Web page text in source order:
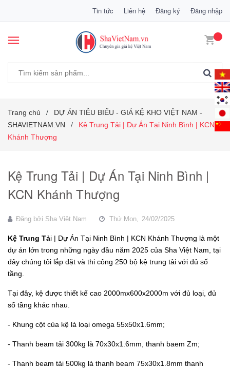
Tin tức Liên hệ Đăng ký Đăng nhập
Trang chủ /
DỰ ÁN TIÊU BIỂU - GIÁ KỆ KHO VIỆT NAM -
SHAVIETNAM.VN
/
Kệ Trung Tải | Dự Án Tại Ninh Bình | KCN
Khánh Thượng
Kệ Trung Tải | Dự Án Tại Ninh Bình |
KCN Khánh Thượng
Đăng bởi Sha Việt Nam Thứ Mon, 24/02/2025
Kệ Trung Tải | Dự Án Tại Ninh Bình | KCN Khánh Thượng là một
dự án lớn trong những ngày đầu năm 2025 của Sha Việt Nam, tại
đây chúng tôi lắp đặt và thi công 250 bộ kệ trung tải với đủ số
tầng.
Tại đây, kệ được thiết kế cao 2000mx600x2000m với đủ loại, đủ
số tầng khác nhau.
- Khung cột của kệ là loại omega 55x50x1.6mm;
- Thanh beam tải 300kg là 70x30x1.6mm, thanh baem Zm;
- Thanh beam tải 500kg là thanh beam 75x30x1.8mm thanh